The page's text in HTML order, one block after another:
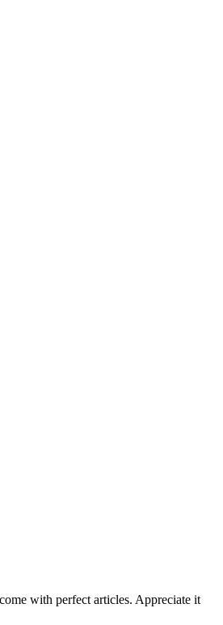
with perfect articles. Appreciate it